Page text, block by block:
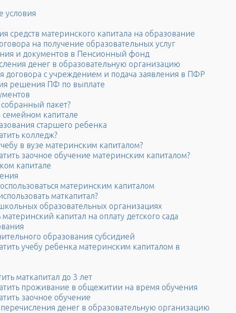
условия
средств материнского капитала на образование
на получение образовательных услуг
и документов в Пенсионный фонд
денег в образовательную организацию
договора с учреждением и подача заявления в ПФР
решения ПФ по выплате
пакет?
капитале
старшего ребенка
колледж?
в вузе материнским капиталом?
заочное обучение материнским капиталом?
капитале
материнским капиталом
маткапитал?
образовательных организациях
капитал на оплату детского сада
образования субсидией
учебу ребенка материнским капиталом в
маткапитал до 3 лет
проживание в общежитии на время обучения
заочное обучение
денег в образовательную организацию